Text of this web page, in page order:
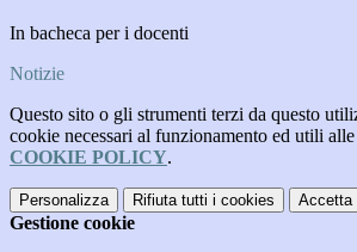
In bacheca per i docenti
Notizie
Questo sito o gli strumenti terzi da questo
cookie necessari al funzionamento ed utili
COOKIE POLICY.
Personalizza Rifiuta tutti i cookies Accetta
Gestione cookie